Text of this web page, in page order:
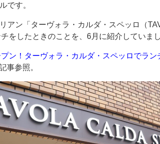
です。
アン「ターヴォラ・カルダ・スペッロ（
をしたときのことを、6月に紹介していまし
プン！ターヴォラ・カルダ・スペッロでラン
事参照。